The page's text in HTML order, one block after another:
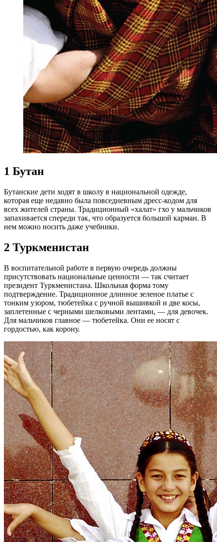
1 Бутан
Бутанские дети ходят в школу в национальной одежде,
которая еще недавно была повседневным дресс-кодом для
всех жителей страны. Традиционный «халат» гхо у мальчиков
запахивается спереди так, что образуется большой карман. В
нем можно носить даже учебники.
2 Туркменистан
В воспитательной работе в первую очередь должны
присутствовать национальные ценности — так считает
президент Туркменистана. Школьная форма тому
подтверждение. Традиционное длинное зеленое платье с
тонким узором, тюбетейка с ручной вышивкой и две косы,
заплетенные с черными шелковыми лентами, — для девочек.
Для мальчиков главное — тюбетейка. Они ее носят с
гордостью, как корону.